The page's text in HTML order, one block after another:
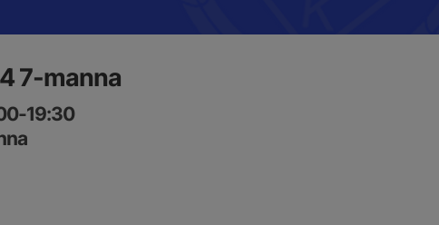
7-manna
19:30